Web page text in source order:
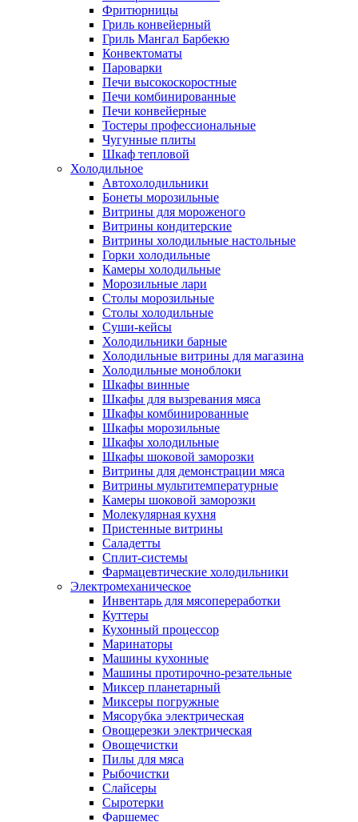
Фритюрницы
Гриль конвейерный
Гриль Мангал Барбекю
Конвектоматы
Пароварки
Печи высокоскоростные
Печи комбинированные
Печи конвейерные
Тостеры профессиональные
Чугунные плиты
Шкаф тепловой
Холодильное
Автохолодильники
Бонеты морозильные
Витрины для мороженого
Витрины кондитерские
Витрины холодильные настольные
Горки холодильные
Камеры холодильные
Морозильные лари
Столы морозильные
Столы холодильные
Суши-кейсы
Холодильники барные
Холодильные витрины для магазина
Холодильные моноблоки
Шкафы винные
Шкафы для вызревания мяса
Шкафы комбинированные
Шкафы морозильные
Шкафы холодильные
Шкафы шоковой заморозки
Витрины для демонстрации мяса
Витрины мультитемпературные
Камеры шоковой заморозки
Молекулярная кухня
Пристенные витрины
Саладетты
Сплит-системы
Фармацевтические холодильники
Электромеханическое
Инвентарь для мясопереработки
Куттеры
Кухонный процессор
Маринаторы
Машины кухонные
Машины протирочно-резательные
Миксер планетарный
Миксеры погружные
Мясорубка электрическая
Овощерезки электрическая
Овощечистки
Пилы для мяса
Рыбочистки
Слайсеры
Сыротерки
Фаршемес